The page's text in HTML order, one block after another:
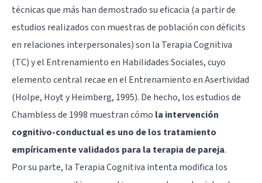
técnicas que más han demostrado su eficacia (a partir de
estudios realizados con muestras de población con déficits
en relaciones interpersonales) son la Terapia Cognitiva
(TC) y el Entrenamiento en Habilidades Sociales, cuyo
elemento central recae en el Entrenamiento en Asertividad
(Holpe, Hoyt y Heimberg, 1995). De hecho, los estudios de
Chambless de 1998 muestran cómo la intervención
cognitivo-conductual es uno de los tratamiento
empíricamente validados para la terapia de pareja.
Por su parte, la Terapia Cognitiva intenta modifica los